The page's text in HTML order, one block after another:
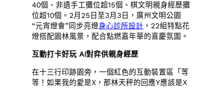
40個、非遺手工攤位超15個、棋文明親身經歷攤
位超10個。2月25日至3月3日，廣州文明公園
“元宵燈會”同步亮燈身心診所設計 ，22組特點花
燈搭配園林風景，配合點燃嘉年華的喜慶氛圍。
互動打卡好玩 AI對弈供親身經歷
在十三行印跡園旁，一個紅色的互動裝置區「等
等！如果我的愛是X，那林天秤的回應Y應該是X